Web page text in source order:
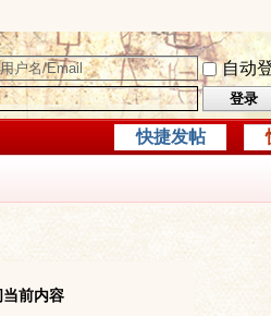
自动
登录
快捷发帖
前内容